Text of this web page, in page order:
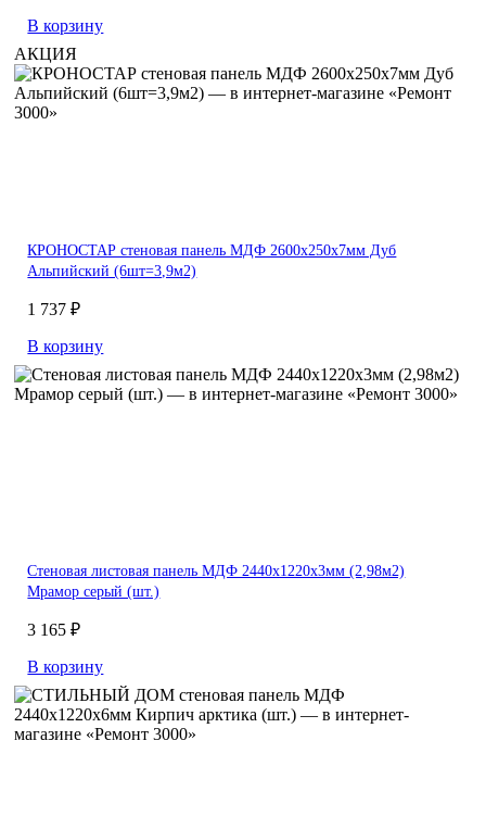
В корзину
АКЦИЯ
КРОНОСТАР стеновая панель МДФ 2600х250х7мм Дуб
Альпийский (6шт=3,9м2)
1 737 ₽
В корзину
Стеновая листовая панель МДФ 2440х1220х3мм (2,98м2)
Мрамор серый (шт.)
3 165 ₽
В корзину